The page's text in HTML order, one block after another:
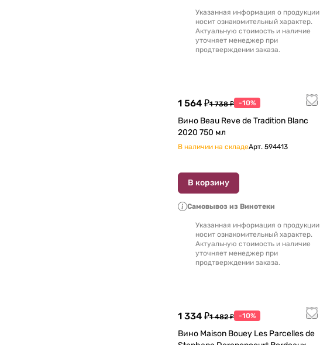
Указанная информация о продукции
носит ознакомительный характер.
Актуальную стоимость и наличие
уточняет менеджер при
продтверждении заказа.
1 564 ₽1 738 ₽ -10%
Вино Beau Reve de Tradition Blanc
2020 750 мл
В наличии на складеАрт. 594413
В корзину
Самовывоз из Винотеки
Указанная информация о продукции
носит ознакомительный характер.
Актуальную стоимость и наличие
уточняет менеджер при
продтверждении заказа.
1 334 ₽1 482 ₽ -10%
Вино Maison Bouey Les Parcelles de